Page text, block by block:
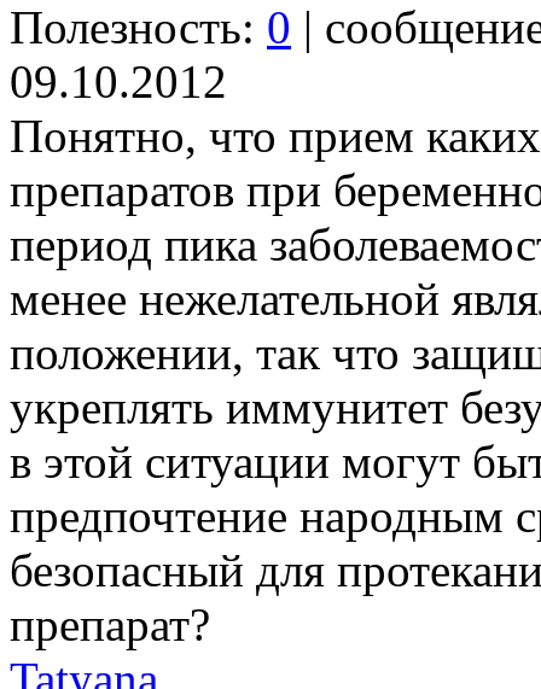
Полезность: 0 |
09.10.2012
Понятно, что прием
препаратов при
период пика
менее нежелательной
положении, так что
укреплять иммунитет
в этой ситуации могут
предпочтение народным
безопасный для
препарат?